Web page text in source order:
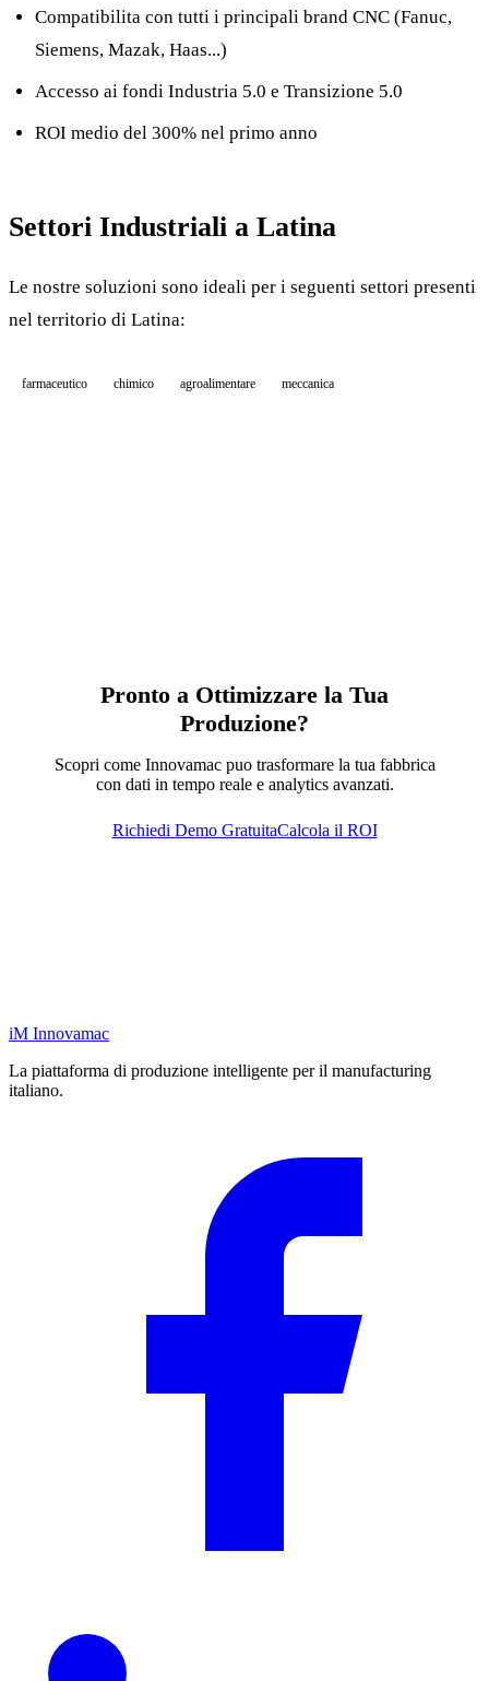
Compatibilita con tutti i principali brand CNC (Fanuc,
Siemens, Mazak, Haas...)
Accesso ai fondi Industria 5.0 e Transizione 5.0
ROI medio del 300% nel primo anno
Settori Industriali a Latina
Le nostre soluzioni sono ideali per i seguenti settori presenti
nel territorio di Latina:
farmaceutico chimico agroalimentare meccanica
Pronto a Ottimizzare la Tua
Produzione?
Scopri come Innovamac puo trasformare la tua fabbrica
con dati in tempo reale e analytics avanzati.
Richiedi Demo GratuitaCalcola il ROI
iM Innovamac
La piattaforma di produzione intelligente per il manufacturing
italiano.